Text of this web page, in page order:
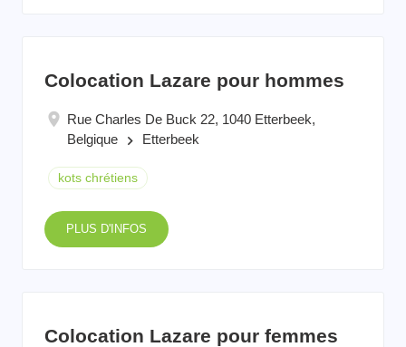
Colocation Lazare pour hommes
Rue Charles De Buck 22, 1040 Etterbeek,
Belgique
keyboard_arrow_right Etterbeek
kots chrétiens
PLUS D'INFOS
Colocation Lazare pour femmes